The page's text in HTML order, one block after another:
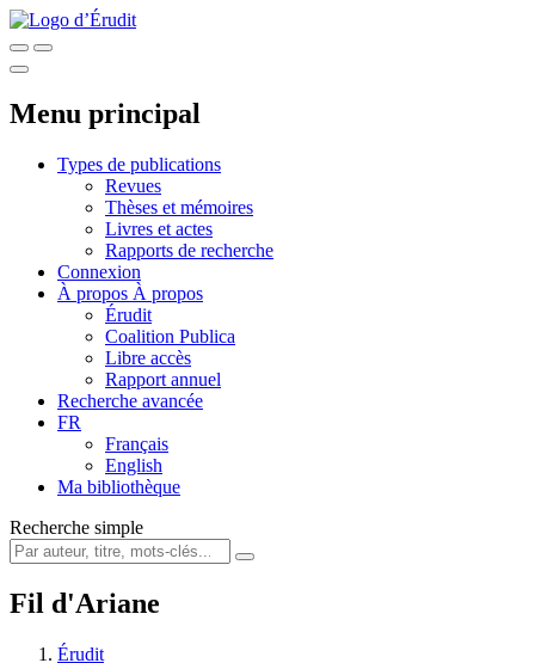
Menu principal
Types de publications
Revues
Thèses et mémoires
Livres et actes
Rapports de recherche
Connexion
À propos À propos
Érudit
Coalition Publica
Libre accès
Rapport annuel
Recherche avancée
FR
Français
English
Ma bibliothèque
Recherche simple
Fil d'Ariane
Érudit